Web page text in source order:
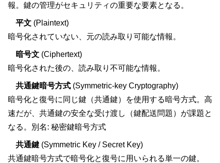
報。鍵の管理がセキュリティの重要な要素となる。
平文 (Plaintext)
暗号化されていない、元の読み取り可能な情報。
暗号文 (Ciphertext)
暗号化された後の、読み取り不可能な情報。
共通鍵暗号方式 (Symmetric-key Cryptography)
暗号化と復号に同じ鍵（共通鍵）を使用する暗号方式。高
速だが、共通鍵の安全な受け渡し（鍵配送問題）が課題と
なる。別名: 秘密鍵暗号方式
共通鍵 (Symmetric Key / Secret Key)
共通鍵暗号方式で暗号化と復号に用いられる単一の鍵。